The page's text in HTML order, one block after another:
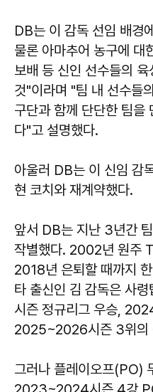
DB는 이 감독 선임 배경
물론 아마추어 농구에 대
보배 등 신인 선수들의
것"이라며 "팀 내 선수들
구단과 함께 단단한 팀을
다"고 설명했다.
아울러 DB는 이 신임 감
현 코치와 재계약했다.
앞서 DB는 지난 3년간
작별했다. 2002년 원주
2018년 은퇴할 때까지
타 출신인 김 감독은 사
시즌 정규리그 우승,
2025~2026시즌 3위의
그러나 플레이오프(PO)